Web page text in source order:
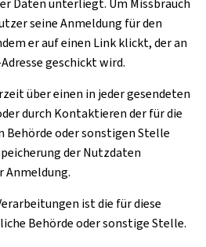
Daten unterliegt. Um Missbrauch
seine Anmeldung für den
er auf einen Link klickt, der an
geschickt wird.
über einen in jeder gesendeten
durch Kontaktieren der für die
oder sonstigen Stelle
der Nutzdaten
Anmeldung.
ist die für diese
Behörde oder sonstige Stelle.